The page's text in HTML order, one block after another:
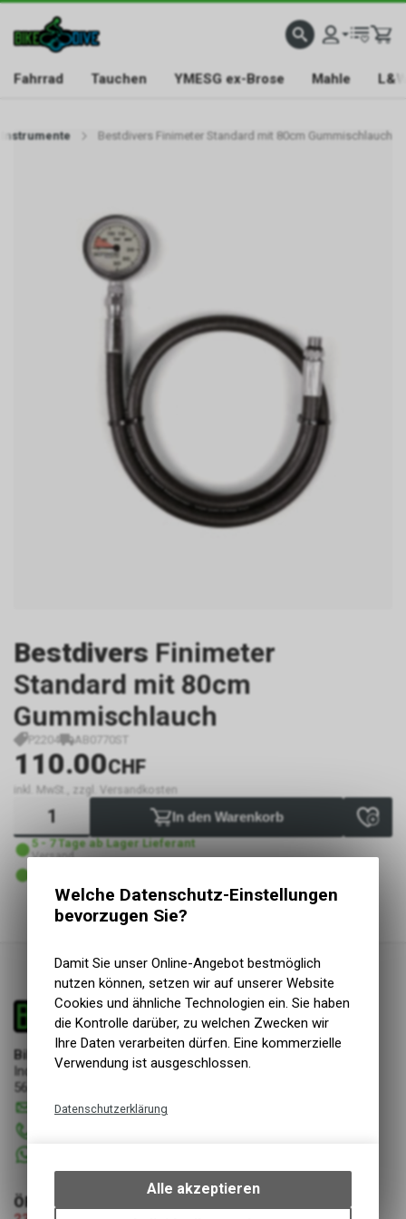
Fahrrad Tauchen YMESG ex-Brose Mahle
Instrumente Bestdivers Finimeter Standard mit 80cm Gummischlauch
Bestdivers Finimeter
Standard mit 80cm
Gummischlauch
P2204 AB0770ST
110.00CHF
inkl. MwSt., zzgl. Versandkosten
In den Warenkorb
5 - 7 Tage ab Lager Lieferant
Versand
Bike & Dive GmbH
Industriestrasse 17
5644 Auw
info@bikeanddive.ch
ÖFFNUNGSZEITEN
Welche Datenschutz-Einstellungen
bevorzugen Sie?
Damit Sie unser Online-Angebot bestmöglich
nutzen können, setzen wir auf unserer Website
Cookies und ähnliche Technologien ein. Sie haben
die Kontrolle darüber, zu welchen Zwecken wir
Ihre Daten verarbeiten dürfen. Eine kommerzielle
Verwendung ist ausgeschlossen.
Datenschutzerklärung
bestimmte Interaktionen und
Einstellungen auf Ihrem Gerät,
Alle akzeptieren